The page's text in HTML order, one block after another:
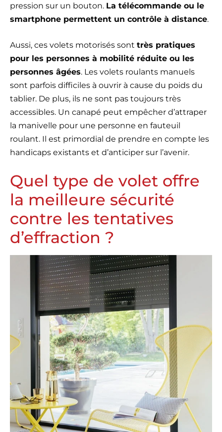
pression sur un bouton. La télécommande ou le
smartphone permettent un contrôle à distance.
Aussi, ces volets motorisés sont très pratiques
pour les personnes à mobilité réduite ou les
personnes âgées. Les volets roulants manuels
sont parfois difficiles à ouvrir à cause du poids du
tablier. De plus, ils ne sont pas toujours très
accessibles. Un canapé peut empêcher d’attraper
la manivelle pour une personne en fauteuil
roulant. Il est primordial de prendre en compte les
handicaps existants et d’anticiper sur l’avenir.
Quel type de volet offre
la meilleure sécurité
contre les tentatives
d’effraction ?